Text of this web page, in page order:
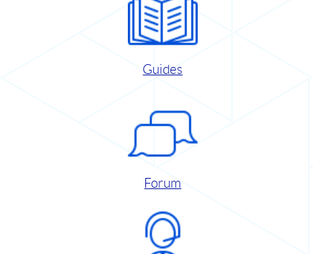
Guides
Forum